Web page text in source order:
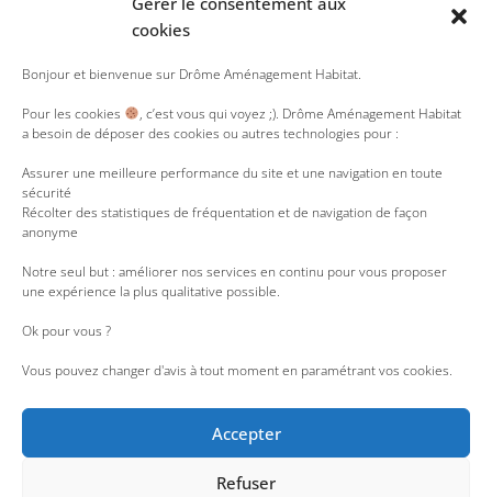
cookies
Bonjour et bienvenue sur Drôme Aménagement Habitat.
Pour les cookies
, c’est vous qui voyez ;). Drôme Aménagement Habitat
a besoin de déposer des cookies ou autres technologies pour :
Assurer une meilleure performance du site et une navigation en toute
sécurité
Récolter des statistiques de fréquentation et de navigation de façon
anonyme
Notre seul but : améliorer nos services en continu pour vous proposer
une expérience la plus qualitative possible.
Ok pour vous ?
Vous pouvez changer d'avis à tout moment en paramétrant vos cookies.
Accepter
Refuser
SUIVEZ-NOUS
Y
o
u
t
u
e
T
w
t
t
r
L
i
k
e
i
R
s
s
I
n
s
t
a
r
m
Accessibilité : partiellement conforme|